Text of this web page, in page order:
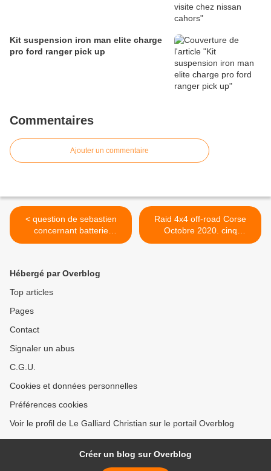
Kit suspension iron man elite charge
pro ford ranger pick up
Commentaires
Ajouter un commentaire
< question de sebastien
concernant batterie
auxilaire pour pathinder
Raid 4x4 off-road Corse
Octobre 2020. cinq
séquences filmées go pro,
Hébergé par Overblog
Top articles
Pages
Contact
Signaler un abus
C.G.U.
Cookies et données personnelles
Préférences cookies
Voir le profil de Le Galliard Christian sur le portail Overblog
Créer un blog sur Overblog